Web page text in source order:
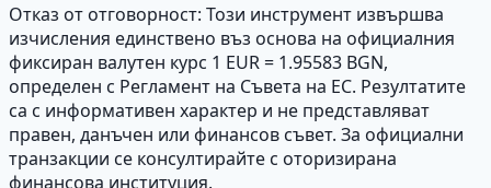
Отказ от отговорност: Този инструмент извършва
изчисления единствено въз основа на официалния
фиксиран валутен курс 1 EUR = 1.95583 BGN,
определен с Регламент на Съвета на ЕС. Резултатите
са с информативен характер и не представляват
правен, данъчен или финансов съвет. За официални
транзакции се консултирайте с оторизирана
финансова институция.